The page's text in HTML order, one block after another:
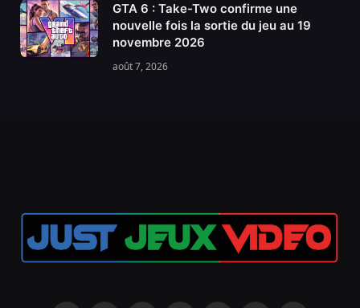
GTA 6 : Take-Two confirme une
nouvelle fois la sortie du jeu au 19
novembre 2026
août 7, 2026